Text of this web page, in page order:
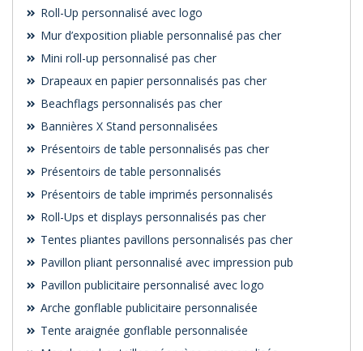
Roll-Up personnalisé avec logo
Mur d’exposition pliable personnalisé pas cher
Mini roll-up personnalisé pas cher
Drapeaux en papier personnalisés pas cher
Beachflags personnalisés pas cher
Bannières X Stand personnalisées
Présentoirs de table personnalisés pas cher
Présentoirs de table personnalisés
Présentoirs de table imprimés personnalisés
Roll-Ups et displays personnalisés pas cher
Tentes pliantes pavillons personnalisés pas cher
Pavillon pliant personnalisé avec impression pub
Pavillon publicitaire personnalisé avec logo
Arche gonflable publicitaire personnalisée
Tente araignée gonflable personnalisée